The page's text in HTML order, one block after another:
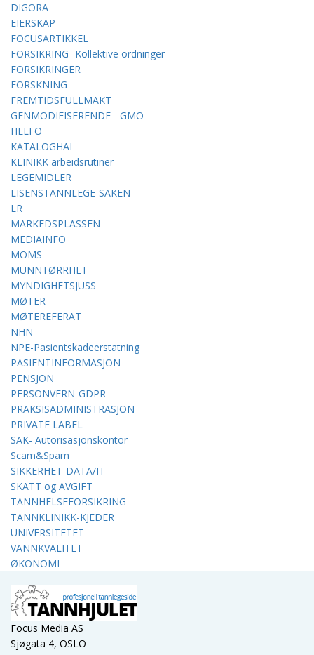
DIGORA
EIERSKAP
FOCUSARTIKKEL
FORSIKRING -Kollektive ordninger
FORSIKRINGER
FORSKNING
FREMTIDSFULLMAKT
GENMODIFISERENDE - GMO
HELFO
KATALOGHAI
KLINIKK arbeidsrutiner
LEGEMIDLER
LISENSTANNLEGE-SAKEN
LR
MARKEDSPLASSEN
MEDIAINFO
MOMS
MUNNTØRRHET
MYNDIGHETSJUSS
MØTER
MØTEREFERAT
NHN
NPE-Pasientskadeerstatning
PASIENTINFORMASJON
PENSJON
PERSONVERN-GDPR
PRAKSISADMINISTRASJON
PRIVATE LABEL
SAK- Autorisasjonskontor
Scam&Spam
SIKKERHET-DATA/IT
SKATT og AVGIFT
TANNHELSEFORSIKRING
TANNKLINIKK-KJEDER
UNIVERSITETET
VANNKVALITET
ØKONOMI
Focus Media AS
Sjøgata 4, OSLO